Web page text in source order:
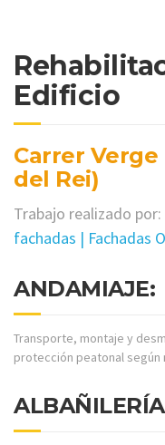
Edificio
Carrer
del Rei)
Trabajo realizado por:
fachadas | Fachadas
ANDAMIAJE:
Transporte, montaje y
protección peatonal según